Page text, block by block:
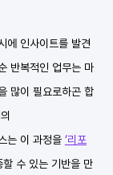
에 인사이트를 발견
반복적인 업무는 마
많이 필요로하곤 합
는 이 과정을 ‘리포
수 있는 기반을 만